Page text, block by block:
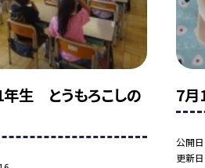
生 とうもろこしの
7
公開日
更新日